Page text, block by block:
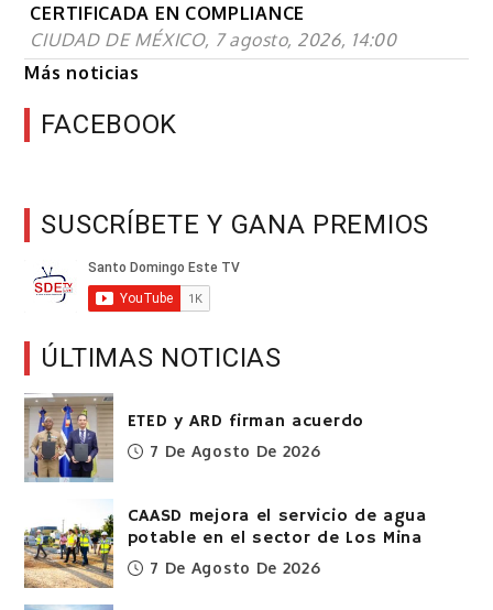
CERTIFICADA EN COMPLIANCE
CIUDAD DE MÉXICO, 7 agosto, 2026, 14:00
Más noticias
FACEBOOK
SUSCRÍBETE Y GANA PREMIOS
ÚLTIMAS NOTICIAS
ETED y ARD firman acuerdo
7 De Agosto De 2026
CAASD mejora el servicio de agua
potable en el sector de Los Mina
7 De Agosto De 2026